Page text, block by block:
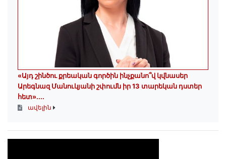
«Այդ շինծու քրեական գործին ինչքանո՞վ կվնասեր
Արեգնազ Մանուկյանի շփումն իր 13 տարեկան դստեր
հետ»․...
ավելին